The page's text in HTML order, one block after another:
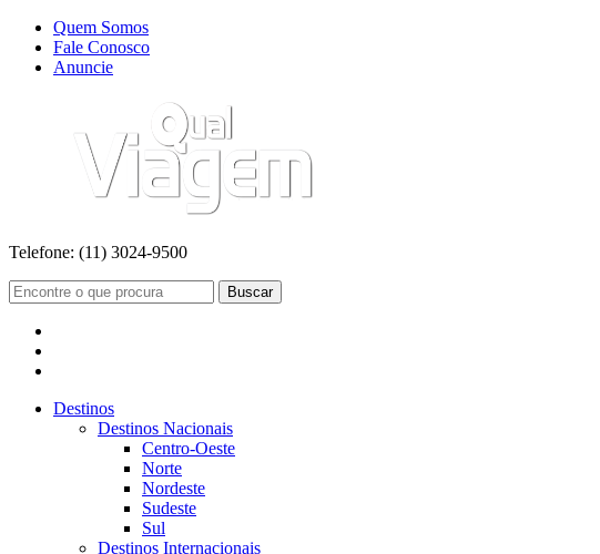
Quem Somos
Fale Conosco
Anuncie
Telefone: (11) 3024-9500
Buscar
Destinos
Destinos Nacionais
Centro-Oeste
Norte
Nordeste
Sudeste
Sul
Destinos Internacionais